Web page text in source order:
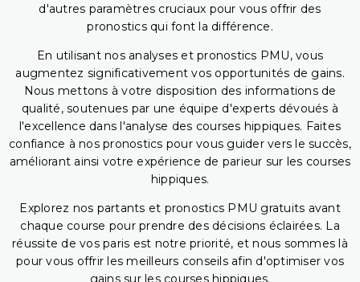
d'autres paramètres cruciaux pour vous offrir des
pronostics qui font la différence.
En utilisant nos analyses et pronostics PMU, vous
augmentez significativement vos opportunités de gains.
Nous mettons à votre disposition des informations de
qualité, soutenues par une équipe d'experts dévoués à
l'excellence dans l'analyse des courses hippiques. Faites
confiance à nos pronostics pour vous guider vers le succès,
améliorant ainsi votre expérience de parieur sur les courses
hippiques.
Explorez nos partants et pronostics PMU gratuits avant
chaque course pour prendre des décisions éclairées. La
réussite de vos paris est notre priorité, et nous sommes là
pour vous offrir les meilleurs conseils afin d'optimiser vos